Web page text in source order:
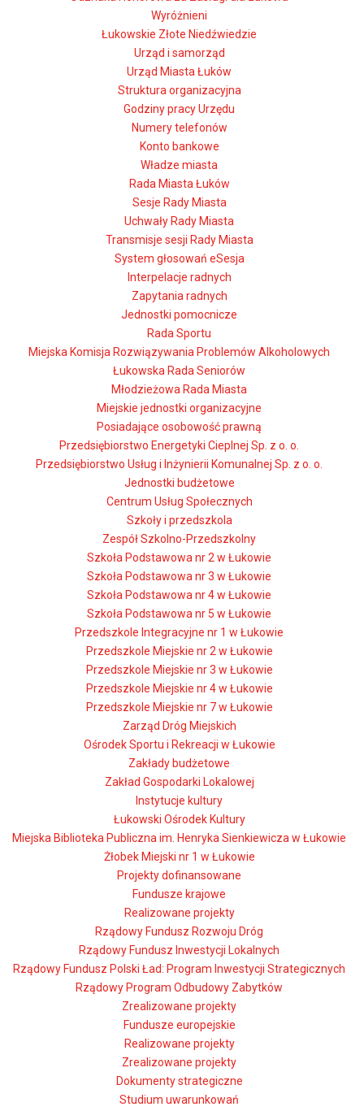
Wyróżnieni
Łukowskie Złote Niedźwiedzie
Urząd i samorząd
Urząd Miasta Łuków
Struktura organizacyjna
Godziny pracy Urzędu
Numery telefonów
Konto bankowe
Władze miasta
Rada Miasta Łuków
Sesje Rady Miasta
Uchwały Rady Miasta
Transmisje sesji Rady Miasta
System głosowań eSesja
Interpelacje radnych
Zapytania radnych
Jednostki pomocnicze
Rada Sportu
Miejska Komisja Rozwiązywania Problemów Alkoholowych
Łukowska Rada Seniorów
Młodzieżowa Rada Miasta
Miejskie jednostki organizacyjne
Posiadające osobowość prawną
Przedsiębiorstwo Energetyki Cieplnej Sp. z o. o.
Przedsiębiorstwo Usług i Inżynierii Komunalnej Sp. z o. o.
Jednostki budżetowe
Centrum Usług Społecznych
Szkoły i przedszkola
Zespół Szkolno-Przedszkolny
Szkoła Podstawowa nr 2 w Łukowie
Szkoła Podstawowa nr 3 w Łukowie
Szkoła Podstawowa nr 4 w Łukowie
Szkoła Podstawowa nr 5 w Łukowie
Przedszkole Integracyjne nr 1 w Łukowie
Przedszkole Miejskie nr 2 w Łukowie
Przedszkole Miejskie nr 3 w Łukowie
Przedszkole Miejskie nr 4 w Łukowie
Przedszkole Miejskie nr 7 w Łukowie
Zarząd Dróg Miejskich
Ośrodek Sportu i Rekreacji w Łukowie
Zakłady budżetowe
Zakład Gospodarki Lokalowej
Instytucje kultury
Łukowski Ośrodek Kultury
Miejska Biblioteka Publiczna im. Henryka Sienkiewicza w Łukowie
Żłobek Miejski nr 1 w Łukowie
Projekty dofinansowane
Fundusze krajowe
Realizowane projekty
Rządowy Fundusz Rozwoju Dróg
Rządowy Fundusz Inwestycji Lokalnych
Rządowy Fundusz Polski Ład: Program Inwestycji Strategicznych
Rządowy Program Odbudowy Zabytków
Zrealizowane projekty
Fundusze europejskie
Realizowane projekty
Zrealizowane projekty
Dokumenty strategiczne
Studium uwarunkowań